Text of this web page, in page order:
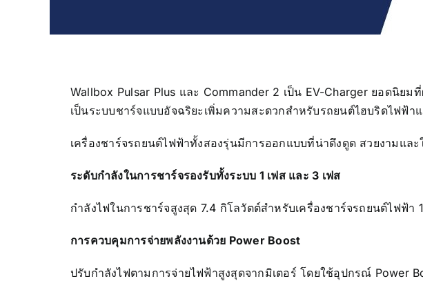
Wallbox Pulsar Plus และ Commander 2 เป็น EV-Charger ยอดนิย
เป็นระบบชาร์จแบบอัจฉริยะเพิ่มความสะดวกสำหรับรถยนต์ไฮบริดไฟฟ้า
เครื่องชาร์จรถยนต์ไฟฟ้าทั้งสองรุ่นมีการออกแบบที่น่าดึงดูด สวยงามและ
ระดับกำลังในการชาร์จรองรับทั้งระบบ 1 เฟส และ 3 เฟส
กําลังไฟในการชาร์จสูงสุด 7.4 กิโลวัตต์สำหรับเครื่องชาร์จรถยนต์ไฟฟ้
การควบคุมการจ่ายพลังงานด้วย Power Boost
ปรับกำลังไฟตามการจ่ายไฟฟ้าสูงสุดจากมิเตอร์ โดยใช้อุปกรณ์ Power